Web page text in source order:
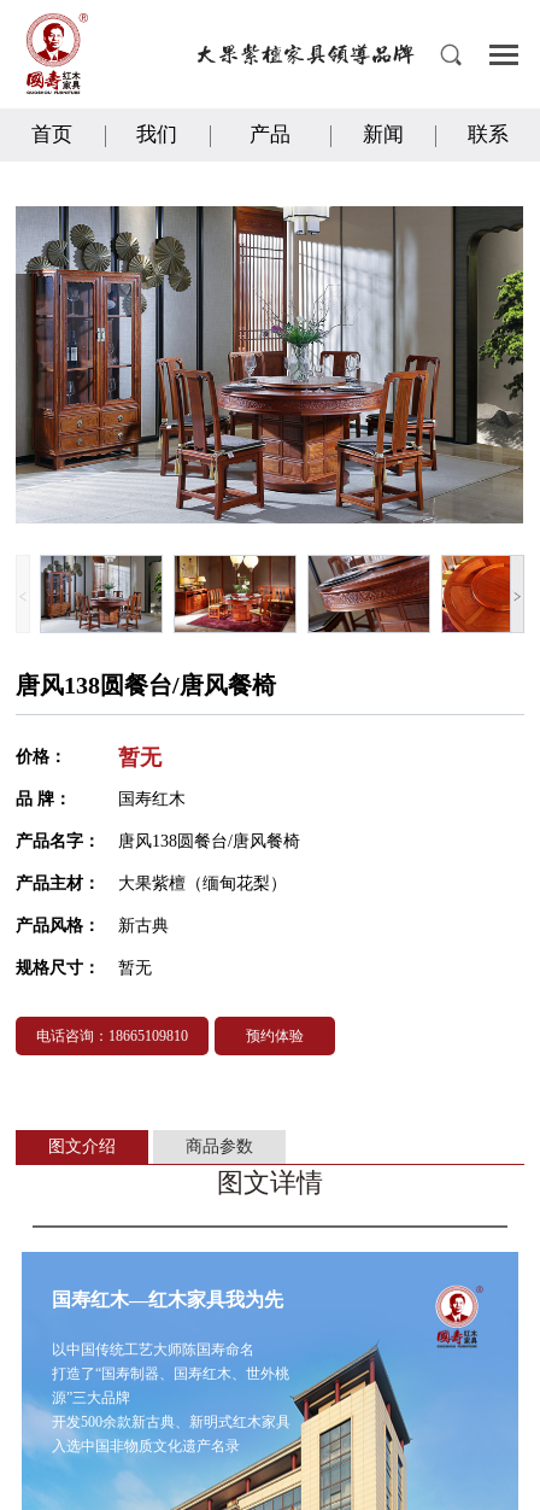
首页 我们 产品 新闻 联系
唐风138圆餐台/唐风餐椅
价格： 暂无
品 牌： 国寿红木
产品名字： 唐风138圆餐台/唐风餐椅
产品主材： 大果紫檀（缅甸花梨）
产品风格： 新古典
规格尺寸： 暂无
电话咨询：18665109810 预约体验
图文介绍 商品参数
图文详情
国寿红木—红木家具我为先
以中国传统工艺大师陈国寿命名
打造了“国寿制器、国寿红木、世外桃
源”三大品牌
开发500余款新古典、新明式红木家具
入选中国非物质文化遗产名录